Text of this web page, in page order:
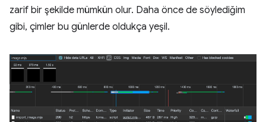
zarif bir şekilde mümkün olur. Daha önce de söylediğim
gibi, çimler bu günlerde oldukça yeşil.